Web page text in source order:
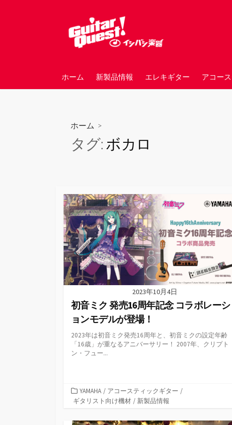
ホーム 新製品情報 エレキギター アコー
ホーム >
タグ:ボカロ
2023年10月4日
初音ミク 発売16周年記念 コラボレーシ
ョンモデルが登場！
2023年は初音ミク発売16周年と、初音ミクの設定年齢
「16歳」が重なるアニバーサリー！ 2007年、クリプト
ン・フュー...
カ
テ
リ
YAMAHA / アコースティックギター /
ギタリスト向け機材 / 新製品情報